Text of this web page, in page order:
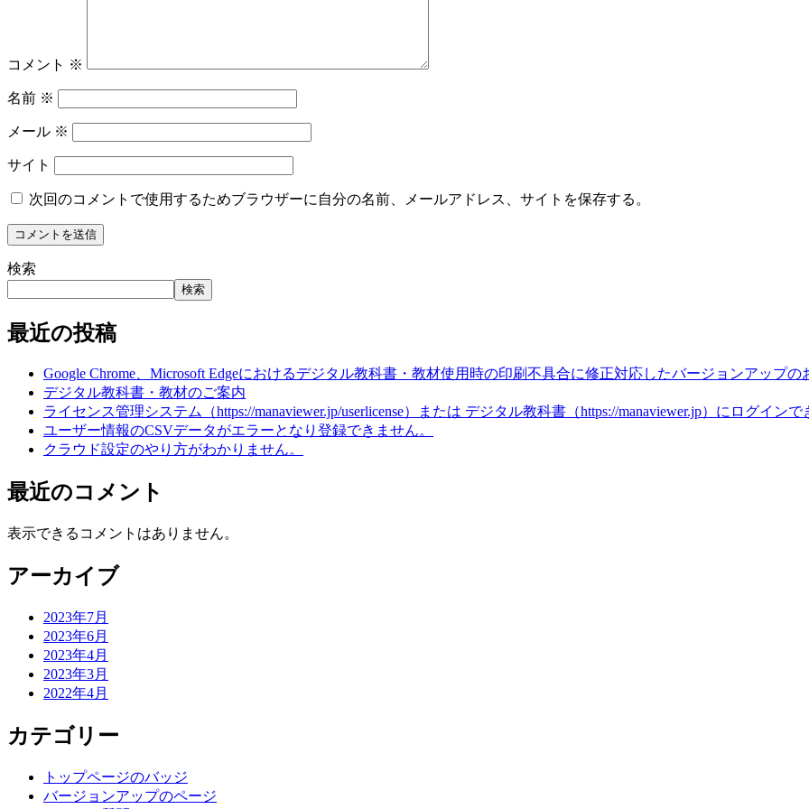
コメント ※
名前 ※
メール ※
サイト
次回のコメントで使用するためブラウザーに自分の名前、メールアドレス、サイトを保存する。
検索
検索
最近の投稿
Google Chrome、Microsoft Edgeにおけるデジタル教科書・教材使用時の印刷不具合に修正対応したバージョンアップの
デジタル教科書・教材のご案内
ライセンス管理システム（https://manaviewer.jp/userlicense）または デジタル教科書（https://manaviewer.jp）にログインで
ユーザー情報のCSVデータがエラーとなり登録できません。
クラウド設定のやり方がわかりません。
最近のコメント
表示できるコメントはありません。
アーカイブ
2023年7月
2023年6月
2023年4月
2023年3月
2022年4月
カテゴリー
トップページのバッジ
バージョンアップのページ